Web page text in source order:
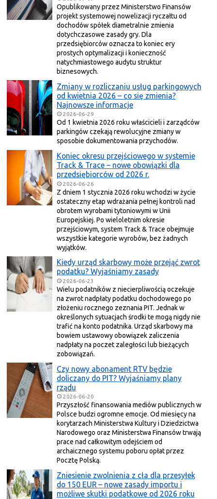
Opublikowany przez Ministerstwo Finansów
projekt systemowej nowelizacji ryczałtu od
dochodów spółek diametralnie zmienia
dotychczasowe zasady gry. Dla
przedsiębiorców oznacza to koniec ery
prostych optymalizacji i konieczność
natychmiastowego audytu struktur
biznesowych.
Zmiany w rozliczaniu usług parkingowych
od kwietnia 2026 – co się zmienia?
Najnowsze informacje
2026-06-29
Od 1 kwietnia 2026 roku właścicieli i zarządców
parkingów czekają rewolucyjne zmiany w
sposobie dokumentowania przychodów.
Koniec okresu przejściowego w systemie
Track & Trace – nowe obowiązki dla
przedsiębiorców od 2026 r.
2026-06-26
Z dniem 1 stycznia 2026 roku wchodzi w życie
ostateczny etap wdrażania pełnej kontroli nad
obrotem wyrobami tytoniowymi w Unii
Europejskiej. Po wieloletnim okresie
przejściowym, system Track & Trace obejmuje
wszystkie kategorie wyrobów, bez żadnych
wyjątków.
Kiedy urząd skarbowy może przejąć zwrot
podatku? Wyjaśniamy zasady
2026-06-23
Wielu podatników z niecierpliwością oczekuje
na zwrot nadpłaty podatku dochodowego po
złożeniu rocznego zeznania PIT. Jednak w
określonych sytuacjach środki te mogą nigdy nie
trafić na konto podatnika. Urząd skarbowy ma
bowiem ustawowy obowiązek zaliczenia
nadpłaty na poczet zaległości lub bieżących
zobowiązań.
Czy nowy abonament RTV będzie
doliczany do PIT? Wyjaśniamy plany
rządu
2026-06-20
Przyszłość finansowania mediów publicznych w
Polsce budzi ogromne emocje. Od miesięcy na
korytarzach Ministerstwa Kultury i Dziedzictwa
Narodowego oraz Ministerstwa Finansów trwają
prace nad całkowitym odejściem od
archaicznego systemu poboru opłat przez
Pocztę Polską.
Zniesienie zwolnienia z cła dla przesyłek
do 150 EUR – nowe zasady importu i
możliwe skutki podatkowe od 2026 roku